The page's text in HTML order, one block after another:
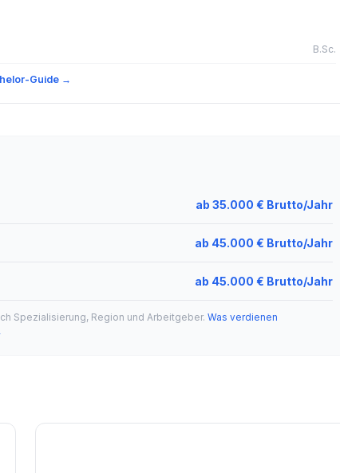
B.Sc.
Guide →
ab 35.000 € Brutto/Jahr
ab 45.000 € Brutto/Jahr
ab 45.000 € Brutto/Jahr
Spezialisierung, Region und Arbeitgeber. Was verdienen